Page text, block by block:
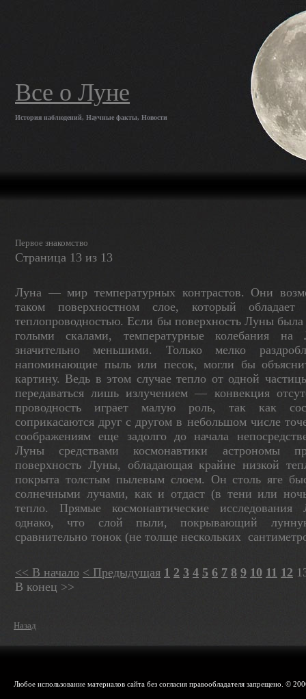
Все о Луне
История наблюдений, Научные факты, Новости
Первое знакомство
Страница 13 из 13
Луна — мир температурных контрастов. Они
таком поверхностном слое, который обладает
теплопроводностью. Если бы поверхность Луны
голыми скалами, температур­ные колебания
значительно меньшими. Только мелко
напоминающие пыль или песок, могли бы
картину. Ведь в этом случае тепло от одной
переда­ваться лишь излучением — конвекция
проводность играет малую роль, так как
соприкасаются друг с другом в небольшом числе
соображениям еще задолго до начала
Луны средствами космонавтики астрономы
поверхность Луны, обладаю­щая крайне низкой
покрыта толстым пылевым слоем. Он столь яге
солнечны­ми лучами, как и отдаст (в тени или
тепло. Прямые космонавтические исследования
однако, что слой пыли, покрывающий
сравнительно тонок (не толще нескольких
<< В начало < Предыдущая 1 2 3 4 5 6 7 8 9 10 11 12
В конец >>
Назад
Любое использование материалов сайта без согласия правообладателя запрещено. ©